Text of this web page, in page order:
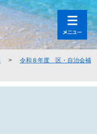
>
令和８年度 区・自治会補